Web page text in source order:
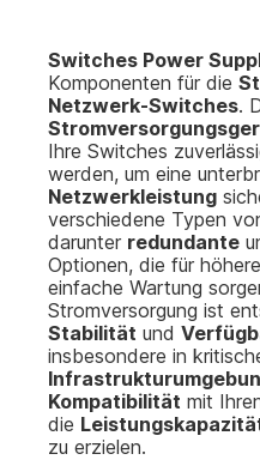
Switches Power
Komponenten für die
Netzwerk-Switches.
Ihre Switches
werden, um eine
Netzwerkleistung
verschiedene Typen
darunter redundante
Optionen, die für
einfache Wartung
Stromversorgung ist
Stabilität und
insbesondere in
Kompatibilität mit
die
zu erzielen.